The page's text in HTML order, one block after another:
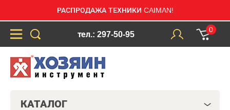
РАСПРОДАЖА ТЕХНИКИ CAIMAN!
тел.: 297-50-95
0
КАТАЛОГ